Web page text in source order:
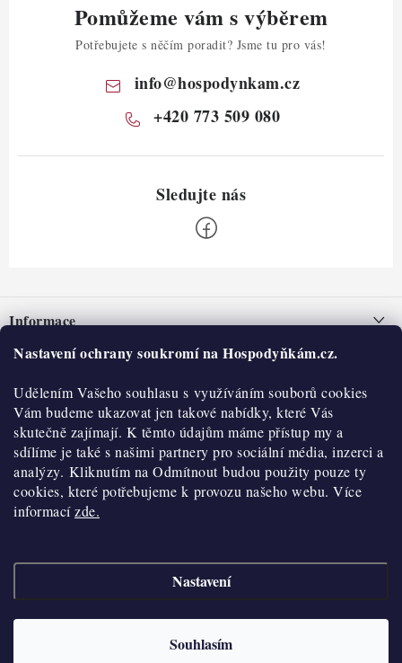
Nastavení ochrany soukromí na Hospodyňkám.cz.
Udělením Vašeho souhlasu s využíváním souborů cookies
Vám budeme ukazovat jen takové nabídky, které Vás
skutečně zajímají. K těmto údajům máme přístup my a
sdílíme je také s našimi partnery pro sociální média, inzerci a
analýzy. Kliknutím na Odmítnout budou použity pouze ty
cookies, které potřebujeme k provozu našeho webu. Více
informacízde.
Nastavení
Souhlasím
Pomůžeme vám s výběrem
Potřebujete s něčím poradit? Jsme tu pro vás!
info@hospodynkam.cz
+420 773 509 080
pInformace
Nepřevzetí zásilky na dobírku
Obchodní podmínky
Hodnocení obchodu
Blog
Moje objednávka
O nás
Historie
Kontakty
O nákupu
Reklamace a vratky
Výdejní místa
Velkoobchod
Vytvořil Shoptet
cookies